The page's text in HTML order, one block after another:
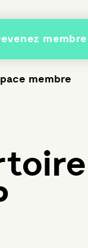
membre
membre